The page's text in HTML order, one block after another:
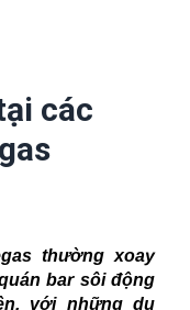
các
thường xoay
bar sôi động
với những du